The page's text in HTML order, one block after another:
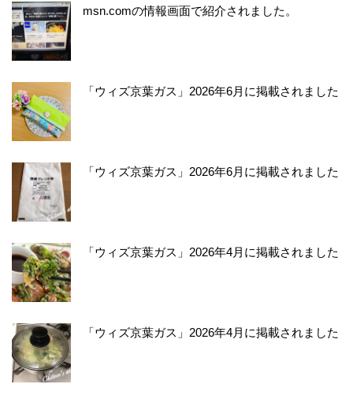
msn.comの情報画面で紹介されました。
「ウィズ京葉ガス」2026年6月に掲載されました
「ウィズ京葉ガス」2026年6月に掲載されました
「ウィズ京葉ガス」2026年4月に掲載されました
「ウィズ京葉ガス」2026年4月に掲載されました